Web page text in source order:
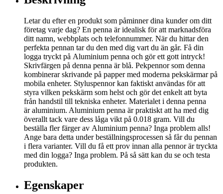
Letar du efter en produkt som påminner dina kunder om ditt
företag varje dag? En penna är idealisk för att marknadsföra
ditt namn, webbplats och telefonnummer. När du hittar den
perfekta pennan tar du den med dig vart du än går. Få din
logga tryckt på Aluminium penna och gör ett gott intryck!
Skrivfärgen på denna penna är blå. Pekpennor som denna
kombinerar skrivande på papper med moderna pekskärmar på
mobila enheter. Styluspennor kan faktiskt användas för att
styra vilken pekskärm som helst och gör det enkelt att byta
från handstil till tekniska enheter. Materialet i denna penna
är aluminium. Aluminium penna är praktiskt att ha med dig
överallt tack vare dess låga vikt på 0.018 gram. Vill du
beställa fler färger av Aluminium penna? Inga problem alls!
Ange bara detta under beställningsprocessen så får du pennan
i flera varianter. Vill du få ett prov innan alla pennor är tryckta
med din logga? Inga problem. På så sätt kan du se och testa
produkten.
Egenskaper